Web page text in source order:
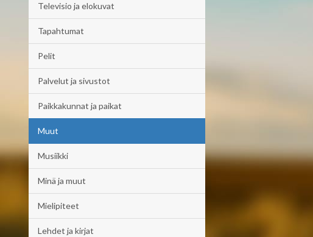
Televisio ja elokuvat
Tapahtumat
Pelit
Palvelut ja sivustot
Paikkakunnat ja paikat
Muut
Musiikki
Minä ja muut
Mielipiteet
Lehdet ja kirjat